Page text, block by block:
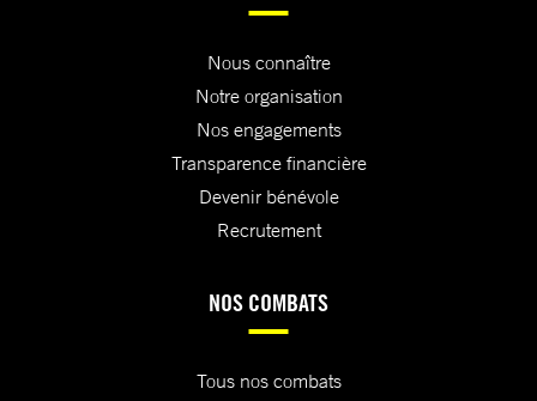
Nous connaître
Notre organisation
Nos engagements
Transparence financière
Devenir bénévole
Recrutement
NOS COMBATS
Tous nos combats